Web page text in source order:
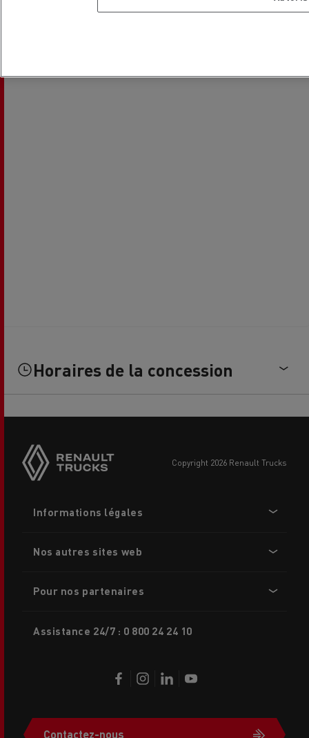
Horaires de la concession
buttons
copyright 2026 Renault Trucks
menu
Informations légales
Nos autres sites web
Pour nos partenaires
Assistance 24/7 : 0 800 24 24 10
Contactez-nous